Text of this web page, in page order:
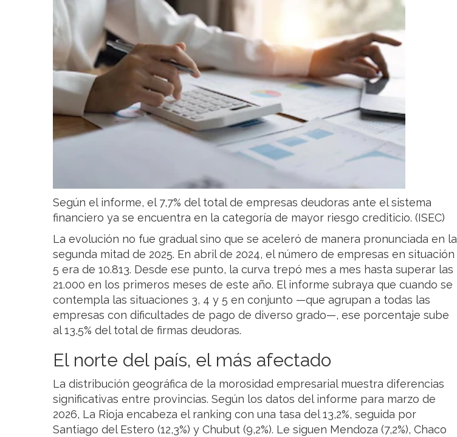
Según el informe, el 7,7% del total de empresas deudoras ante el sistema
financiero ya se encuentra en la categoría de mayor riesgo crediticio. (ISEC)
La evolución no fue gradual sino que se aceleró de manera pronunciada en la
segunda mitad de 2025. En abril de 2024, el número de empresas en situación
5 era de 10.813. Desde ese punto, la curva trepó mes a mes hasta superar las
21.000 en los primeros meses de este año. El informe subraya que cuando se
contempla las situaciones 3, 4 y 5 en conjunto —que agrupan a todas las
empresas con dificultades de pago de diverso grado—, ese porcentaje sube
al 13,5% del total de firmas deudoras.
El norte del país, el más afectado
La distribución geográfica de la morosidad empresarial muestra diferencias
significativas entre provincias. Según los datos del informe para marzo de
2026, La Rioja encabeza el ranking con una tasa del 13,2%, seguida por
Santiago del Estero (12,3%) y Chubut (9,2%). Le siguen Mendoza (7,2%), Chaco